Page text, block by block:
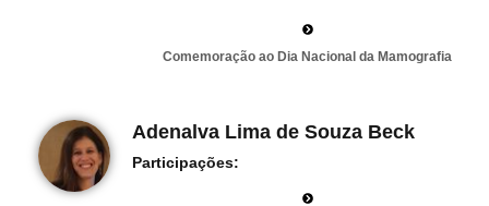
Comemoração ao Dia Nacional da Mamografia
Adenalva Lima de Souza Beck
Participações: